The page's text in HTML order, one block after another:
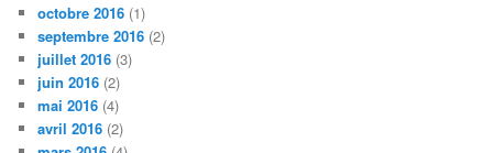
octobre 2016 (1)
septembre 2016 (2)
juillet 2016 (3)
juin 2016 (2)
mai 2016 (4)
avril 2016 (2)